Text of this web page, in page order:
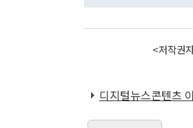
<저작권
디지털뉴스콘텐츠